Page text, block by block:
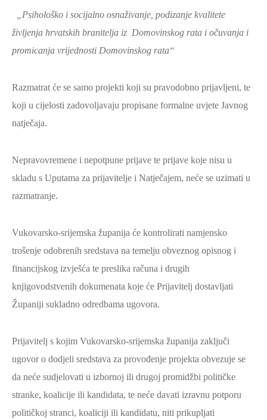
„Psihološko i socijalno osnaživanje, podizanje kvalitete
življenja hrvatskih branitelja iz Domovinskog rata i očuvanja i
promicanja vrijednosti Domovinskog rata“
Razmatrat će se samo projekti koji su pravodobno prijavljeni, te
koji u cijelosti zadovoljavaju propisane formalne uvjete Javnog
natječaja.
Nepravovremene i nepotpune prijave te prijave koje nisu u
skladu s Uputama za prijavitelje i Natječajem, neće se uzimati u
razmatranje.
Vukovarsko-srijemska županija će kontrolirati namjensko
trošenje odobrenih sredstava na temelju obveznog opisnog i
financijskog izvješća te preslika računa i drugih
knjigovodstvenih dokumenata koje će Prijavitelj dostavljati
Županiji sukladno odredbama ugovora.
Prijavitelj s kojim Vukovarsko-srijemska županija zaključi
ugovor o dodjeli sredstava za provođenje projekta obvezuje se
da neće sudjelovati u izbornoj ili drugoj promidžbi političke
stranke, koalicije ili kandidata, te neće davati izravnu potporu
političkoj stranci, koaliciji ili kandidatu, niti prikupljati